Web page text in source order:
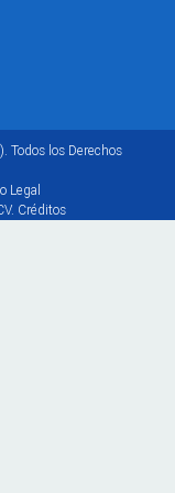
Todos los Derechos
Legal
Créditos